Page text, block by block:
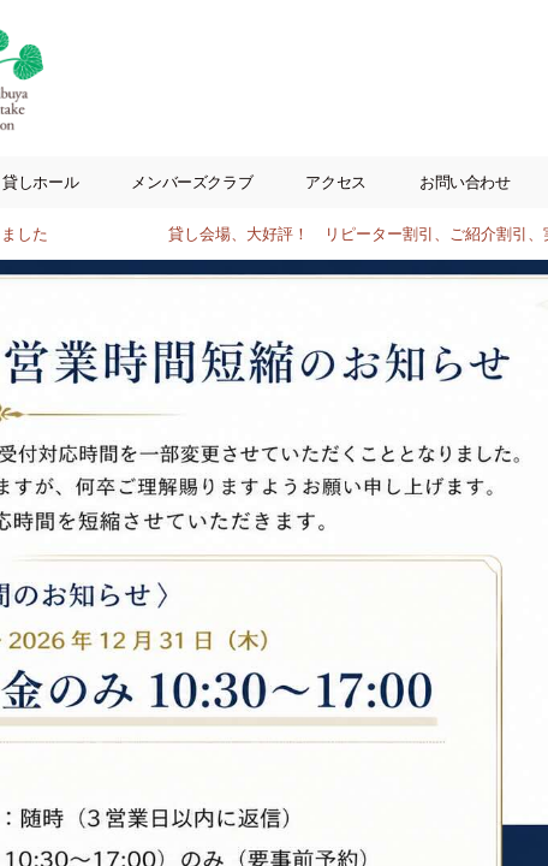
谷
美
竹
谷
歩
ン
な
ロ
ン
貸しホール メンバーズクラブ アクセス お問い合わせ
貸し会場、大好評！ リピーター割引、ご紹介割引、実施中